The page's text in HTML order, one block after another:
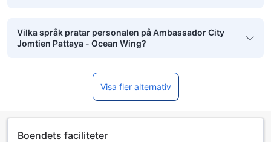
Vilka språk pratar personalen på Ambassador City
Jomtien Pattaya - Ocean Wing?
Visa fler alternativ
Boendets faciliteter